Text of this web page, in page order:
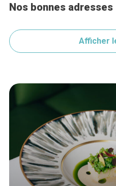
Nos bonnes adresses
Afficher